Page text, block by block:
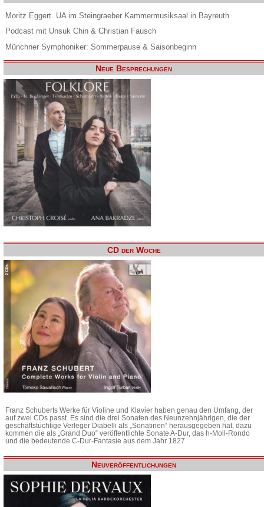
Moritz Eggert. UA im Steingraeber Kammermusiksaal in Bayreuth
Podcast mit Unsuk Chin & Christian Fausch
Münchner Symphoniker: Sommerpause & Saisonbeginn
Neue Besprechungen
CD der Woche
Franz Schuberts Werke für Violine und Klavier haben genau den Umfang, der
auf zwei CDs passt. Es sind die drei Sonaten des Neunzehnjährigen, die der
geschäftstüchtige Verleger Diabelli als „Sonatinen“ herausgegeben hat, dazu
kommen die als „Grand Duo“ veröffentlichte Sonate A-Dur, das h-Moll-Rondo
und die bedeutende C-Dur-Fantasie aus dem Jahr 1827.
Neuveröffentlichungen